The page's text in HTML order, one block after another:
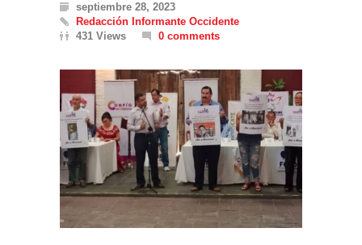
septiembre 28, 2023
Redacción Informante Occidente
431 Views
0 comments